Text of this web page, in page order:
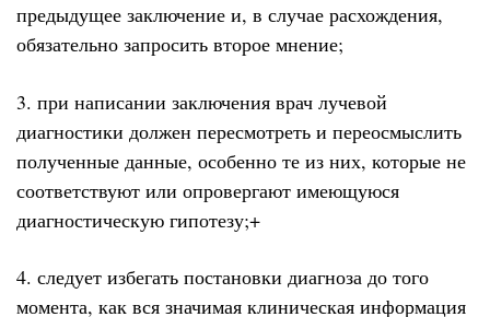
предыдущее заключение и, в случае расхождения,
обязательно запросить второе мнение;
3. при написании заключения врач лучевой
диагностики должен пересмотреть и переосмыслить
полученные данные, особенно те из них, которые не
соответствуют или опровергают имеющуюся
диагностическую гипотезу;+
4. следует избегать постановки диагноза до того
момента, как вся значимая клиническая информация